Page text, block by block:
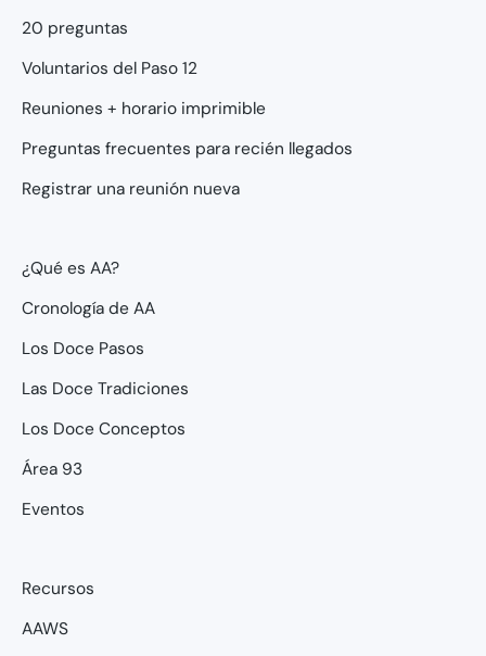
20 preguntas
Voluntarios del Paso 12
Reuniones + horario imprimible
Preguntas frecuentes para recién llegados
Registrar una reunión nueva
¿Qué es AA?
Cronología de AA
Los Doce Pasos
Las Doce Tradiciones
Los Doce Conceptos
Área 93
Eventos
Recursos
AAWS